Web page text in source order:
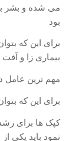
می شده و بشر
بود
برای این که
بیماری زا و
مهم ترین عامل
برای این که
کپک ها برای
نمود باید یکی